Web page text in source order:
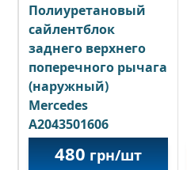
Полиуретановый
сайлентблок
заднего верхнего
поперечного рычага
(наружный)
Mercedes
A2043501606
480 грн/шт